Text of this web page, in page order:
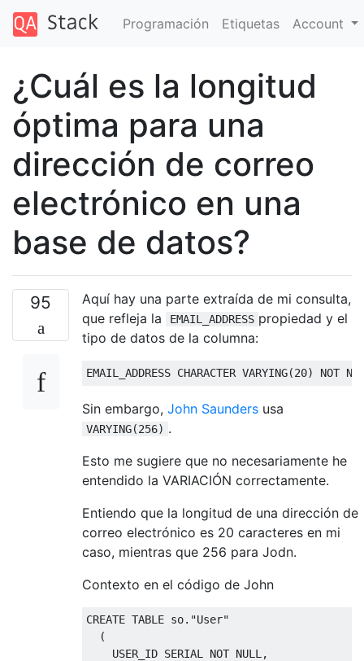
Programación Etiquetas Account
¿Cuál es la longitud
óptima para una
dirección de correo
electrónico en una
base de datos?
95
Aquí hay una parte extraída de mi consulta,
que refleja la
EMAIL_ADDRESS propiedad y el
tipo de datos de la columna:
Sin embargo, John Saunders usa
VARYING(256) .
Esto me sugiere que no necesariamente he
entendido la VARIACIÓN correctamente.
Entiendo que la longitud de una dirección de
correo electrónico es 20 caracteres en mi
caso, mientras que 256 para Jodn.
Contexto en el código de John
CREATE TABLE so."User"
  (
    USER_ID SERIAL NOT NULL,